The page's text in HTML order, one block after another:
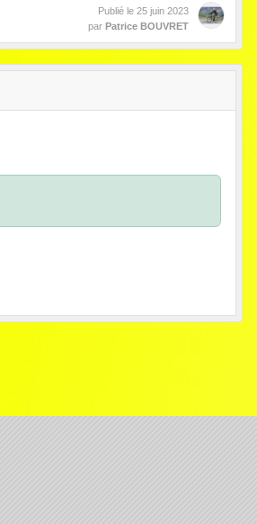
Publié le 25 juin 2023
par Patrice BOUVRET